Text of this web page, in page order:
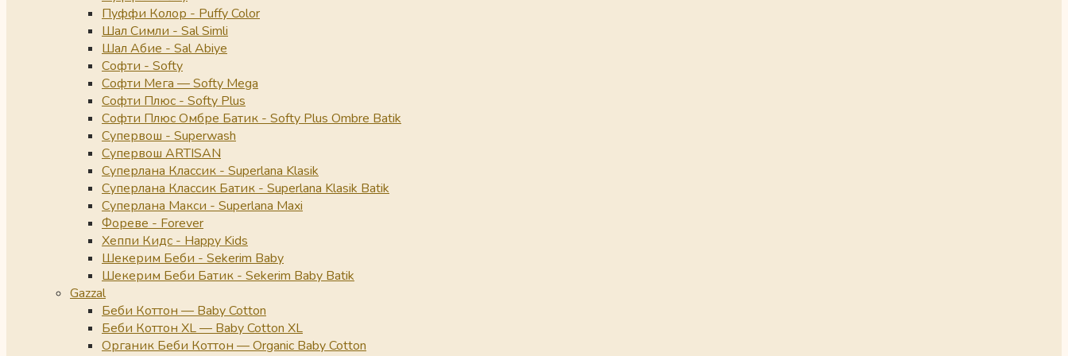
Пуффи Колор - Puffy Color
Шал Симли - Sal Simli
Шал Абие - Sal Abiye
Софти - Softy
Софти Мега — Softy Mega
Софти Плюс - Softy Plus
Софти Плюс Омбре Батик - Softy Plus Ombre Batik
Супервош - Superwash
Супервош ARTISAN
Суперлана Классик - Superlana Klasik
Суперлана Классик Батик - Superlana Klasik Batik
Суперлана Макси - Superlana Maxi
Фореве - Forever
Хеппи Кидс - Happy Kids
Шекерим Беби - Sekerim Baby
Шекерим Беби Батик - Sekerim Baby Batik
Gazzal
Беби Коттон — Baby Cotton
Беби Коттон XL — Baby Cotton XL
Органик Беби Коттон — Organic Baby Cotton